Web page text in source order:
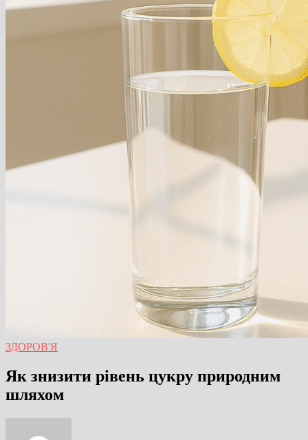
ЗДОРОВ'Я
Як знизити рівень цукру природним
шляхом